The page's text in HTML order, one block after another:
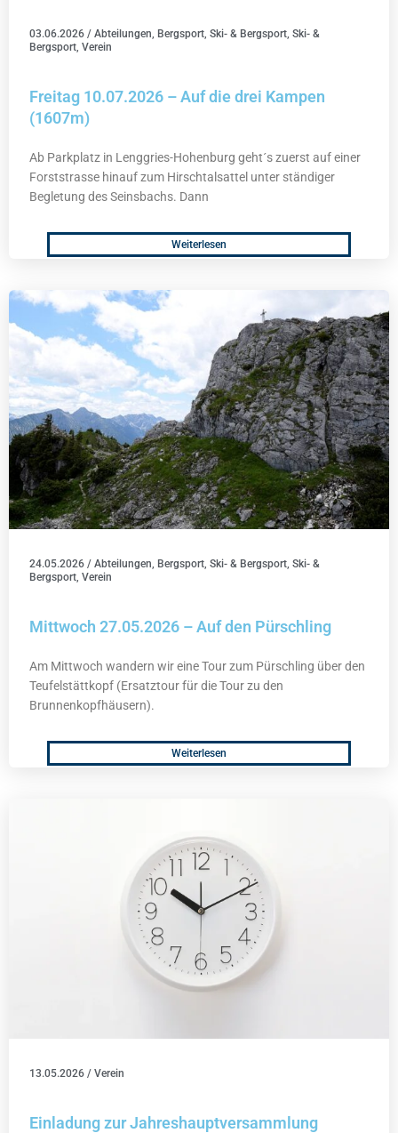
03.06.2026 / Abteilungen Bergsport Ski- & Bergsport Ski- &
Bergsport Verein
Freitag 10.07.2026 – Auf die drei Kampen
(1607m)
Ab Parkplatz in Lenggries-Hohenburg geht´s zuerst auf einer
Forststrasse hinauf zum Hirschtalsattel unter ständiger
Begletung des Seinsbachs. Dann
Weiterlesen
24.05.2026 / Abteilungen, Bergsport, Ski- & Bergsport, Ski- &
Bergsport, Verein
Mittwoch 27.05.2026 – Auf den Pürschling
Am Mittwoch wandern wir eine Tour zum Pürschling über den
Teufelstättkopf (Ersatztour für die Tour zu den
Brunnenkopfhäusern).
Weiterlesen
13.05.2026 / Verein
Einladung zur Jahreshauptversammlung